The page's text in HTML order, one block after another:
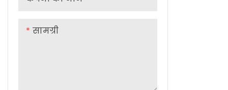
सामग्री